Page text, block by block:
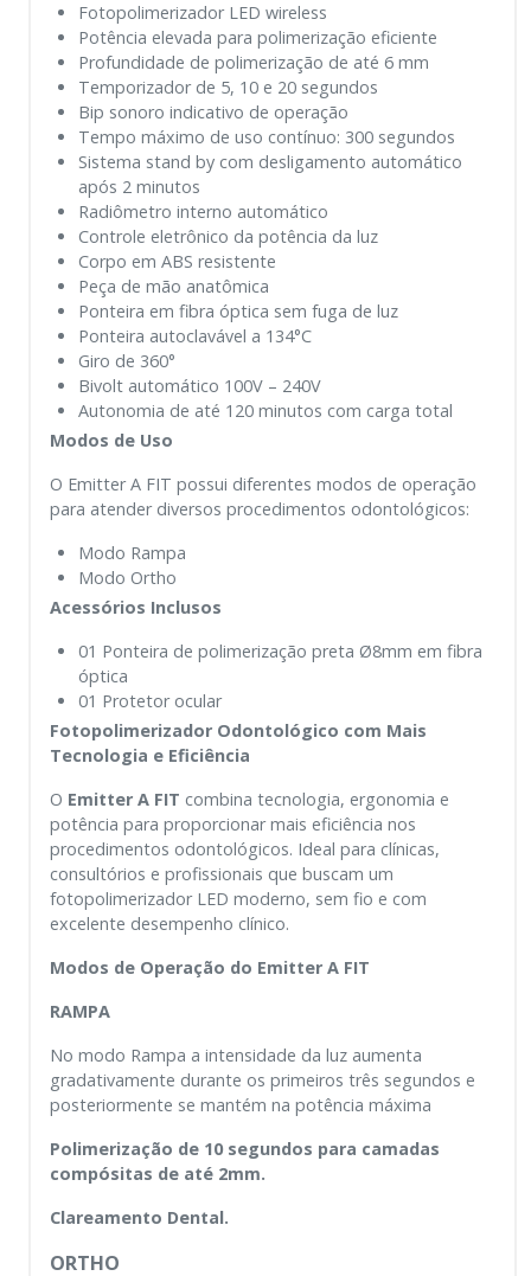
Fotopolimerizador LED wireless
Potência elevada para polimerização eficiente
Profundidade de polimerização de até 6 mm
Temporizador de 5, 10 e 20 segundos
Bip sonoro indicativo de operação
Tempo máximo de uso contínuo: 300 segundos
Sistema stand by com desligamento automático
após 2 minutos
Radiômetro interno automático
Controle eletrônico da potência da luz
Corpo em ABS resistente
Peça de mão anatômica
Ponteira em fibra óptica sem fuga de luz
Ponteira autoclavável a 134°C
Giro de 360°
Bivolt automático 100V – 240V
Autonomia de até 120 minutos com carga total
Modos de Uso
O Emitter A FIT possui diferentes modos de operação
para atender diversos procedimentos odontológicos:
Modo Rampa
Modo Ortho
Acessórios Inclusos
01 Ponteira de polimerização preta Ø8mm em fibra
óptica
01 Protetor ocular
Fotopolimerizador Odontológico com Mais
Tecnologia e Eficiência
O Emitter A FIT combina tecnologia, ergonomia e
potência para proporcionar mais eficiência nos
procedimentos odontológicos. Ideal para clínicas,
consultórios e profissionais que buscam um
fotopolimerizador LED moderno, sem fio e com
excelente desempenho clínico.
Modos de Operação do Emitter A FIT
RAMPA
No modo Rampa a intensidade da luz aumenta
gradativamente durante os primeiros três segundos e
posteriormente se mantém na potência máxima
Polimerização de 10 segundos para camadas
compósitas de até 2mm.
Clareamento Dental.
ORTHO